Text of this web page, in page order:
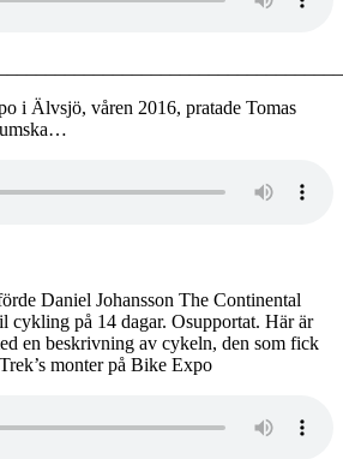
i Älvsjö, våren 2016, pratade Tomas
Daniel Johansson The Continental
cykling på 14 dagar. Osupportat. Här är
en beskrivning av cykeln, den som fick
monter på Bike Expo